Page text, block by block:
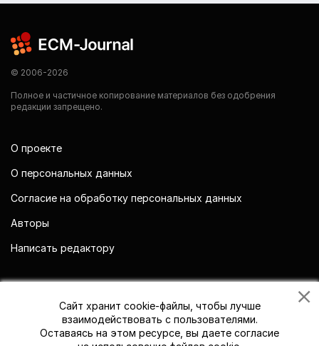
© 2006-2026
Полное и частичное копирование материалов без одобрения
редакции запрещено.
О проекте
О персональных данных
Согласие на обработку персональных данных
Авторы
Написать редактору
Сайт хранит cookie-файлы, чтобы лучше
взаимодействовать с пользователями.
Оставаясь на этом ресурсе, вы даете согласие